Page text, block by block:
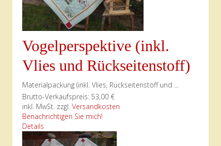
Vogelperspektive (inkl.
Vlies und Rückseitenstoff)
Materialpackung (inkl. Vlies, Rückseitenstoff und ...
Brutto-Verkaufspreis: 53,00 €
inkl. MwSt. zzgl. Versandkosten
Benachrichtigen Sie mich!
Details